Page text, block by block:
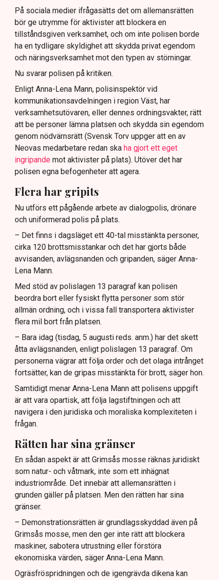
På sociala medier ifrågasätts det om allemansrätten
bör ge utrymme för aktivister att blockera en
tillståndsgiven verksamhet, och om inte polisen borde
ha en tydligare skyldighet att skydda privat egendom
och näringsverksamhet mot den typen av störningar.
Nu svarar polisen på kritiken.
Enligt Anna-Lena Mann, polisinspektör vid
kommunikationsavdelningen i region Väst, har
verksamhetsutövaren, eller dennes ordningsvakter, rätt
att be personer lämna platsen och skydda sin egendom
genom nödvärnsrätt (Svensk Torv uppger att en av
Neovas medarbetare redan ska ha gjort ett eget
ingripande mot aktivister på plats). Utöver det har
polisen egna befogenheter att agera.
Flera har gripits
Nu utförs ett pågående arbete av dialogpolis, drönare
och uniformerad polis på plats.
– Det finns i dagsläget ett 40-tal misstänkta personer,
cirka 120 brottsmisstankar och det har gjorts både
avvisanden, avlägsnanden och gripanden, säger Anna-
Lena Mann.
Med stöd av polislagen 13 paragraf kan polisen
beordra bort eller fysiskt flytta personer som stör
allmän ordning, och i vissa fall transportera aktivister
flera mil bort från platsen.
– Bara idag (tisdag, 5 augusti reds. anm.) har det skett
åtta avlägsnanden, enligt polislagen 13 paragraf. Om
personerna vägrar att följa order och det olaga intrånget
fortsätter, kan de gripas misstänkta för brott, säger hon.
Samtidigt menar Anna-Lena Mann att polisens uppgift
är att vara opartisk, att följa lagstiftningen och att
navigera i den juridiska och moraliska komplexiteten i
frågan.
Rätten har sina gränser
En sådan aspekt är att Grimsås mosse räknas juridiskt
som natur- och våtmark, inte som ett inhägnat
industriområde. Det innebär att allemansrätten i
grunden gäller på platsen. Men den rätten har sina
gränser.
– Demonstrationsrätten är grundlagsskyddad även på
Grimsås mosse, men den ger inte rätt att blockera
maskiner, sabotera utrustning eller förstöra
ekonomiska värden, säger Anna-Lena Mann.
Ogräsfröspridningen och de igengrävda dikena kan